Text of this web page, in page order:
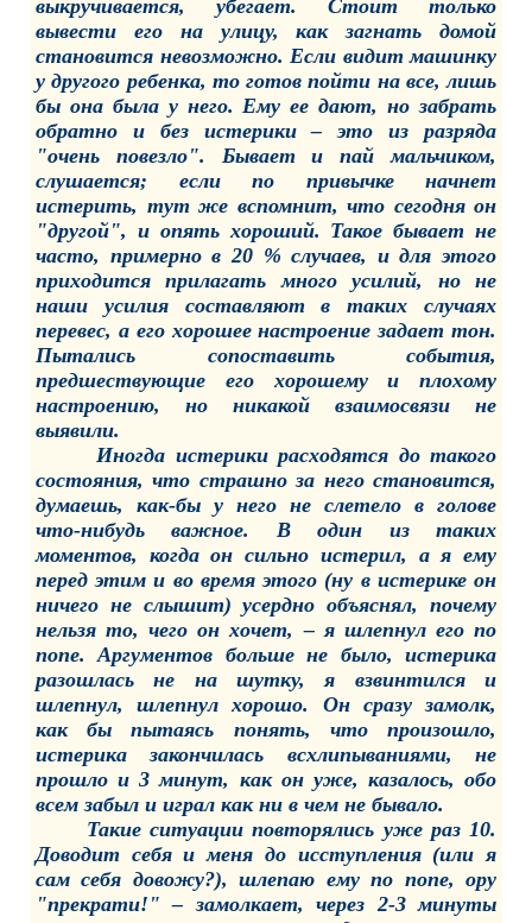
выкручивается, убегает. Стоит только
вывести его на улицу, как загнать домой
становится невозможно. Если видит машинку
у другого ребенка, то готов пойти на все, лишь
бы она была у него. Ему ее дают, но забрать
обратно и без истерики – это из разряда
"очень повезло". Бывает и пай мальчиком,
слушается; если по привычке начнет
истерить, тут же вспомнит, что сегодня он
"другой", и опять хороший. Такое бывает не
часто, примерно в 20 % случаев, и для этого
приходится прилагать много усилий, но не
наши усилия составляют в таких случаях
перевес, а его хорошее настроение задает тон.
Пытались сопоставить события,
предшествующие его хорошему и плохому
настроению, но никакой взаимосвязи не
выявили.
Иногда истерики расходятся до такого
состояния, что страшно за него становится,
думаешь, как-бы у него не слетело в голове
что-нибудь важное. В один из таких
моментов, когда он сильно истерил, а я ему
перед этим и во время этого (ну в истерике он
ничего не слышит) усердно объяснял, почему
нельзя то, чего он хочет, – я шлепнул его по
попе. Аргументов больше не было, истерика
разошлась не на шутку, я взвинтился и
шлепнул, шлепнул хорошо. Он сразу замолк,
как бы пытаясь понять, что произошло,
истерика закончилась всхлипываниями, не
прошло и 3 минут, как он уже, казалось, обо
всем забыл и играл как ни в чем не бывало.
Такие ситуации повторялись уже раз 10.
Доводит себя и меня до исступления (или я
сам себя довожу?), шлепаю ему по попе, ору
"прекрати!" – замолкает, через 2-3 минуты